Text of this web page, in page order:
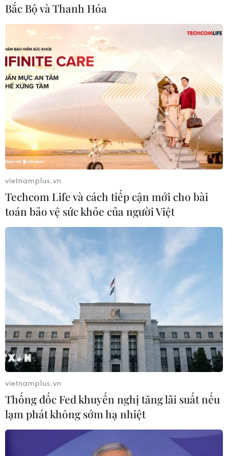
#Trường Sĩ quan Lục quân 1 #Tử thi
#Bộ Quốc phòng
Theo dõi VietnamPlus
TIN LIÊN QUAN
Bắc Bộ và Thanh Hóa
vietnamplus.vn
Techcom Life và cách tiếp cận mới cho bài
toán bảo vệ sức khỏe của người Việt
vietnamplus.vn
Thống đốc Fed khuyến nghị tăng lãi suất nếu
lạm phát không sớm hạ nhiệt